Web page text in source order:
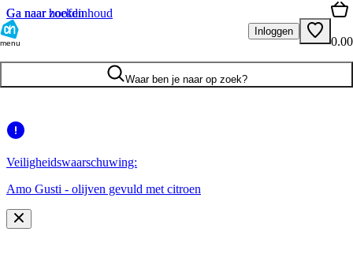
Ga naar hoofdinhoud
Ga naar zoeken
menu
Inloggen
0.00
Waar ben je naar op zoek?
Veiligheidswaarschuwing:
Amo Gusti - olijven gevuld met citroen